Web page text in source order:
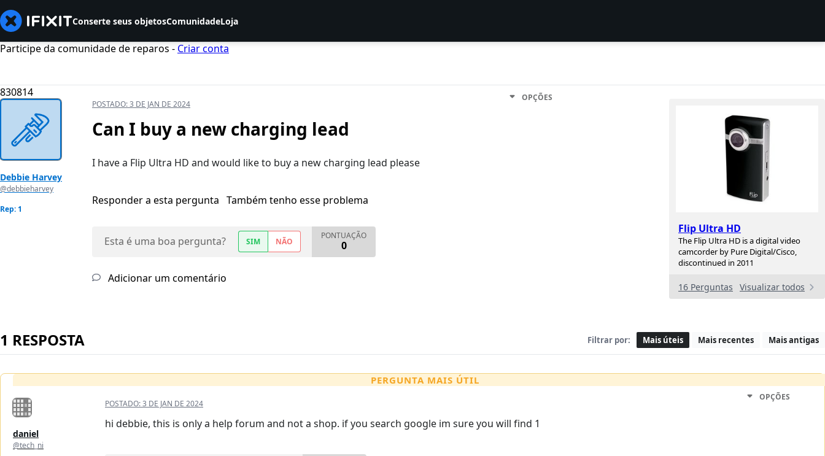
Conserte seus objetosComunidadeLoja
Participe da comunidade de reparos - Criar conta
830814
Flip Ultra HD
The Flip Ultra HD is a digital video
camcorder by Pure Digital/Cisco,
discontinued in 2011
16 Perguntas Visualizar todos
Debbie Harvey
@debbieharvey
Rep: 1
POSTADO:3 DE JAN DE 2024
OPÇÕES
Can I buy a new charging lead
I have a Flip Ultra HD and would like to buy a new charging lead please
Responder a esta pergunta Também tenho esse problema
Esta é uma boa pergunta? SIM NÃO
PONTUAÇÃO
0
Adicionar um comentário
1 RESPOSTA Filtrar por: Mais úteis Mais recentes Mais antigas
PERGUNTA MAIS ÚTIL
daniel
@tech_ni
POSTADO:3 DE JAN DE 2024
OPÇÕES
hi debbie, this is only a help forum and not a shop. if you search google im sure you will find 1